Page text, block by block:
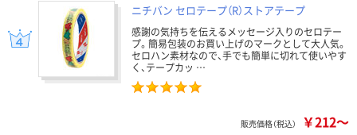
ニチバン セロテープ（R）ストアテープ
感謝の気持ちを伝えるメッセージ入りのセロテー
プ。簡易包装のお買い上げのマークとして大人気。
セロハン素材なので、手でも簡単に切れて使いやす
く、テープカッ …
販売価格（税込） ￥212～